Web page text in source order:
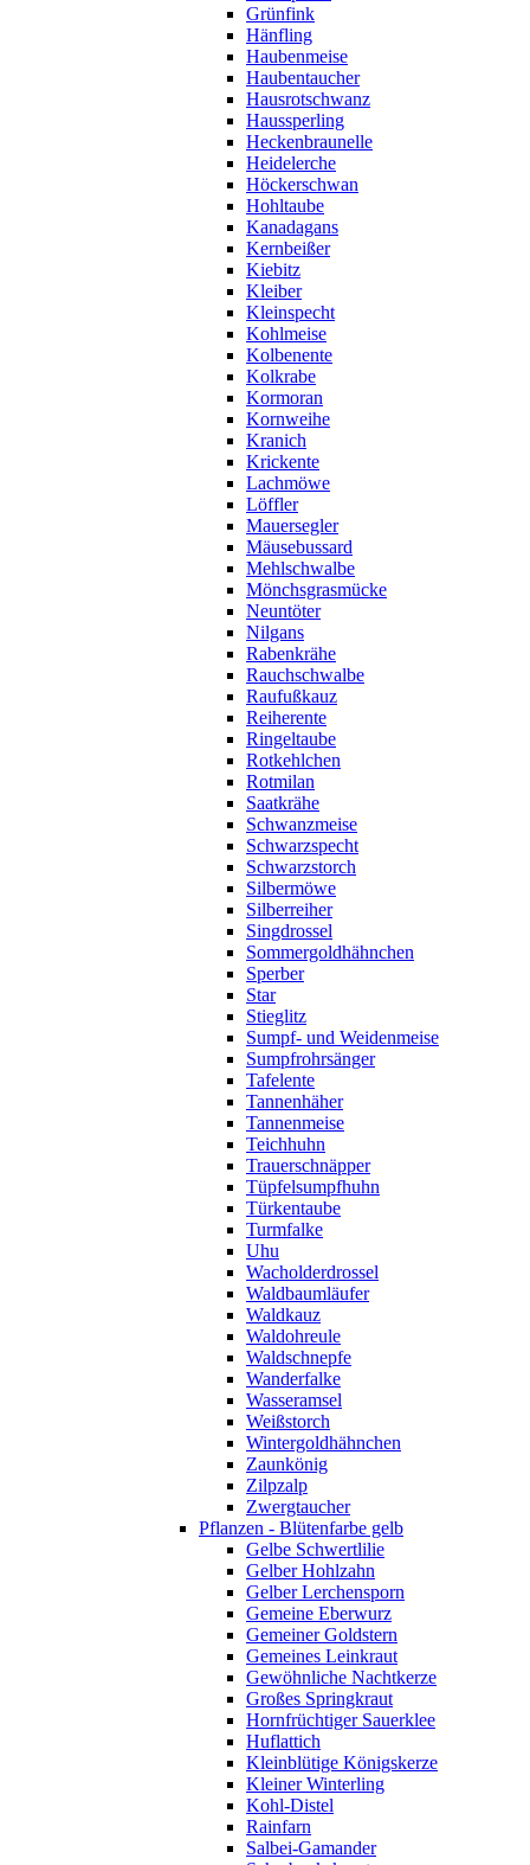
Grünfink
Hänfling
Haubenmeise
Haubentaucher
Hausrotschwanz
Haussperling
Heckenbraunelle
Heidelerche
Höckerschwan
Hohltaube
Kanadagans
Kernbeißer
Kiebitz
Kleiber
Kleinspecht
Kohlmeise
Kolbenente
Kolkrabe
Kormoran
Kornweihe
Kranich
Krickente
Lachmöwe
Löffler
Mauersegler
Mäusebussard
Mehlschwalbe
Mönchsgrasmücke
Neuntöter
Nilgans
Rabenkrähe
Rauchschwalbe
Raufußkauz
Reiherente
Ringeltaube
Rotkehlchen
Rotmilan
Saatkrähe
Schwanzmeise
Schwarzspecht
Schwarzstorch
Silbermöwe
Silberreiher
Singdrossel
Sommergoldhähnchen
Sperber
Star
Stieglitz
Sumpf- und Weidenmeise
Sumpfrohrsänger
Tafelente
Tannenhäher
Tannenmeise
Teichhuhn
Trauerschnäpper
Tüpfelsumpfhuhn
Türkentaube
Turmfalke
Uhu
Wacholderdrossel
Waldbaumläufer
Waldkauz
Waldohreule
Waldschnepfe
Wanderfalke
Wasseramsel
Weißstorch
Wintergoldhähnchen
Zaunkönig
Zilpzalp
Zwergtaucher
Pflanzen - Blütenfarbe gelb
Gelbe Schwertlilie
Gelber Hohlzahn
Gelber Lerchensporn
Gemeine Eberwurz
Gemeiner Goldstern
Gemeines Leinkraut
Gewöhnliche Nachtkerze
Großes Springkraut
Hornfrüchtiger Sauerklee
Huflattich
Kleinblütige Königskerze
Kleiner Winterling
Kohl-Distel
Rainfarn
Salbei-Gamander